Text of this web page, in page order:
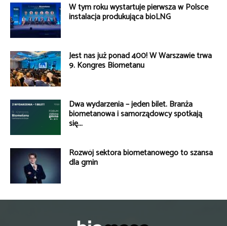
W tym roku wystartuje pierwsza w Polsce
instalacja produkująca bioLNG
Jest nas już ponad 400! W Warszawie trwa
9. Kongres Biometanu
Dwa wydarzenia – jeden bilet. Branża
biometanowa i samorządowcy spotkają
się...
Rozwój sektora biometanowego to szansa
dla gmin